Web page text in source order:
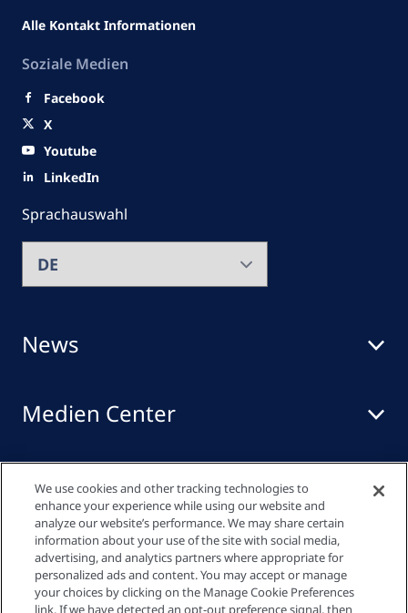
News
Medien Center
Events
Quick links
Alle Kontakt Informationen
Soziale Medien
Facebook
X
Youtube
LinkedIn
Sprachauswahl
We use cookies and other tracking technologies to
enhance your experience while using our website and
analyze our website’s performance. We may share certain
information about your use of the site with social media,
advertising, and analytics partners where appropriate for
personalized ads and content. You may accept or manage
your choices by clicking on the Manage Cookie Preferences
link. If we have detected an opt-out preference signal, then